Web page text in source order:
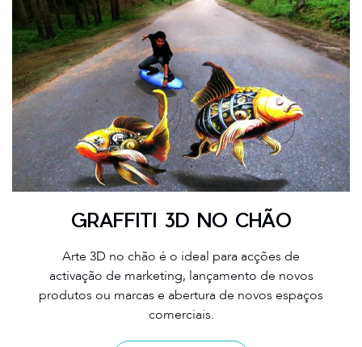
GRAFFITI 3D NO CHÃO
Arte 3D no chão é o ideal para acções de
activação de marketing, lançamento de novos
produtos ou marcas e abertura de novos espaços
comerciais.